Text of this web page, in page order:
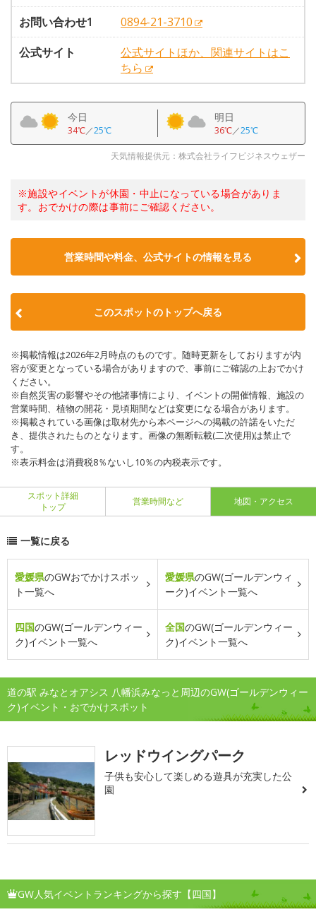
お問い合わせ1
0894-21-3710
公式サイト
公式サイトほか、関連サイトはこ
ちら
今日
34℃／25℃
明日
36℃／25℃
天気情報提供元：株式会社ライフビジネスウェザー
※施設やイベントが休園・中止になっている場合がありま
す。おでかけの際は事前にご確認ください。
営業時間や料金、公式サイトの情報を見る
このスポットのトップへ戻る
※掲載情報は2026年2月時点のものです。随時更新をしておりますが内
容が変更となっている場合がありますので、事前にご確認の上おでかけ
ください。
※自然災害の影響やその他諸事情により、イベントの開催情報、施設の
営業時間、植物の開花・見頃期間などは変更になる場合があります。
※掲載されている画像は取材先から本ページへの掲載の許諾をいただ
き、提供されたものとなります。画像の無断転載(二次使用)は禁止で
す。
※表示料金は消費税8％ないし10％の内税表示です。
スポット詳細
トップ
営業時間など 地図・アクセス
一覧に戻る
愛媛県のGWおでかけスポッ
ト一覧へ
愛媛県のGW(ゴールデンウィ
ーク)イベント一覧へ
四国のGW(ゴールデンウィー
ク)イベント一覧へ
全国のGW(ゴールデンウィー
ク)イベント一覧へ
道の駅 みなとオアシス 八幡浜みなっと周辺のGW(ゴールデンウィー
ク)イベント・おでかけスポット
レッドウイングパーク
子供も安心して楽しめる遊具が充実した公
園
GW人気イベントランキングから探す【四国】